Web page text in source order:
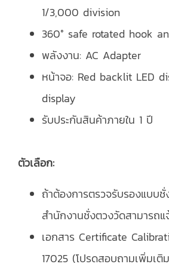
1/3,000 division
360° safe rotated hook
พลังงาน: AC Adapter
หน้าจอ: Red backlit LED
display
รับประกันสินค้าภายใน 1 ปี
ตัวเลือก:
ถ้าต้องการตรวจรับรองแบบ
สำนักงานชั่งตวงวัดสามารถแ
เอกสาร Certificate
17025 (โปรดสอบถามเพิ่มเติ